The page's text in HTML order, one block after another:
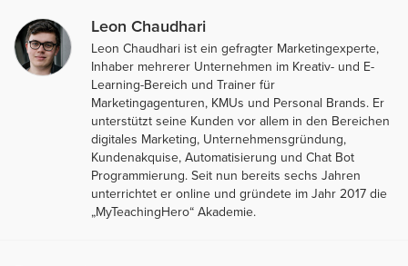
Leon Chaudhari
Leon Chaudhari ist ein gefragter Marketingexperte,
Inhaber mehrerer Unternehmen im Kreativ- und E-
Learning-Bereich und Trainer für
Marketingagenturen, KMUs und Personal Brands. Er
unterstützt seine Kunden vor allem in den Bereichen
digitales Marketing, Unternehmensgründung,
Kundenakquise, Automatisierung und Chat Bot
Programmierung. Seit nun bereits sechs Jahren
unterrichtet er online und gründete im Jahr 2017 die
„MyTeachingHero“ Akademie.